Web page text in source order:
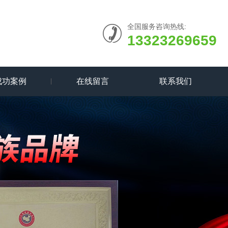
全国服务咨询热线:
13323269659
功案例 在线留言 联系我们